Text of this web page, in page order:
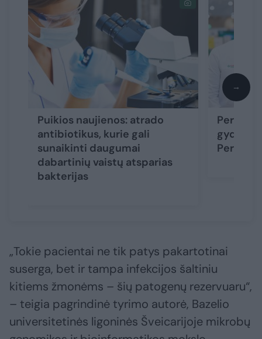
Puikios naujienos: atrado
antibiotikus, kurie gali
sunaikinti daugumai
dabartinių vaistų atsparias
bakterijas
gydote
→
„Tokie pacientai ne tik patys pakartotinai
suserga, bet ir tampa infekcijos šaltiniu
kitiems žmonėms – šių patogenų rezervuaru“,
– teigia pagrindinė tyrimo autorė, Bazelio
universitetinės ligoninės Šveicarijoje mikrobų